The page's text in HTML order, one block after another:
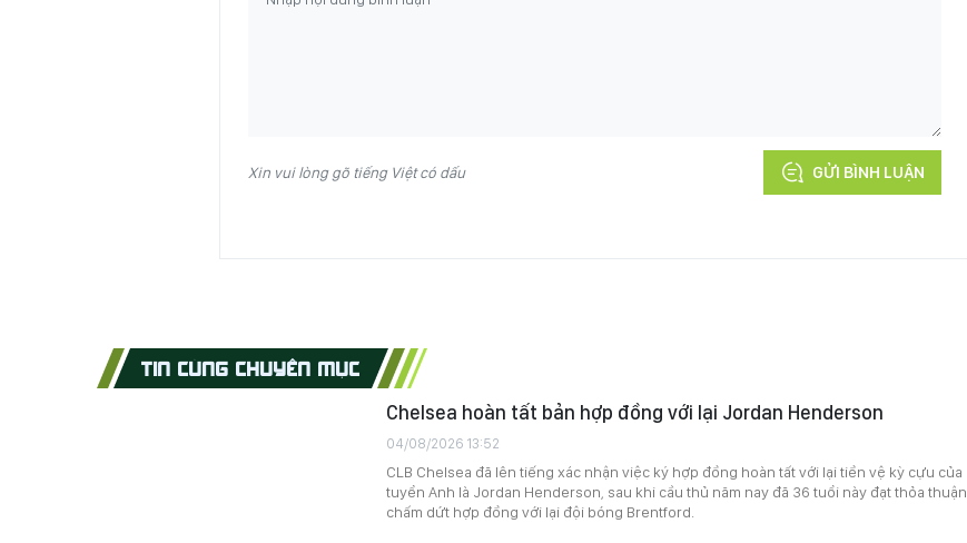
Xin vui lòng gõ tiếng Việt có dấu GỬI BÌNH LUẬN
TIN CÙNG CHUYÊN MỤC
Chelsea hoàn tất bản hợp đồng với lại Jordan Henderson
04/08/2026 13:52
CLB Chelsea đã lên tiếng xác nhận việc ký hợp đồng hoàn tất với lại tiền vệ kỳ cựu của
tuyển Anh là Jordan Henderson, sau khi cầu thủ năm nay đã 36 tuổi này đạt thỏa thuận
chấm dứt hợp đồng với lại đội bóng Brentford.